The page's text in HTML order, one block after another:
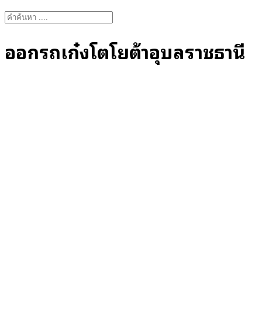
Search
ออกรถเก๋งโตโยต้าอุบลราชธานี